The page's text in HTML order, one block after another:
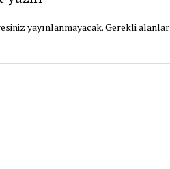
yayınlanmayacak.Gerekli alanlar